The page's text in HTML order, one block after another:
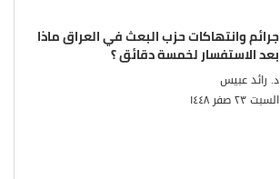
جرائم وانتهاكات حزب البعث في العراق ماذا
بعد الاستفسار لخمسة دقائق ؟
د. رائد عبيس
السبت ٢٣ صفر ١٤٤٨